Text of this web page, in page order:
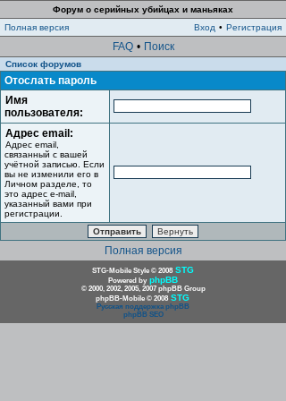
Форум о серийных убийцах и маньяках
Полная версия
Вход • Регистрация
FAQ • Поиск
Список форумов
Отослать пароль
Имя
пользователя:
Адрес email:
Адрес email,
связанный с вашей
учётной записью. Если
вы не изменили его в
Личном разделе, то
это адрес e-mail,
указанный вами при
регистрации.
Полная версия
STG-Mobile Style © 2008 STG
Powered by phpBB
© 2000, 2002, 2005, 2007 phpBB Group
phpBB-Mobile © 2008 STG
Русская поддержка phpBB
phpBB SEO